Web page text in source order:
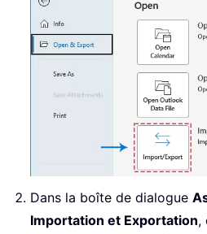
Dans la boîte de dialogue
Importation et Exportation,